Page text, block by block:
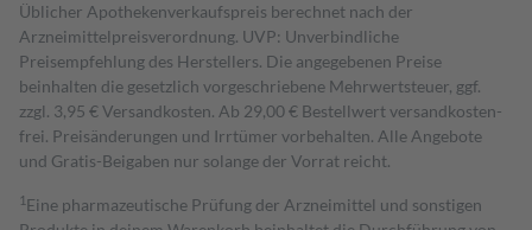
Üblicher Apothekenverkaufspreis berechnet nach der
Arzneimittelpreisverordnung. UVP: Unverbindliche
Preisempfehlung des Herstellers. Die angegebenen Preise
beinhalten die gesetzlich vorgeschriebene Mehrwertsteuer, ggf.
zzgl. 3,95 € Versandkosten. Ab 29,00 € Bestell­wert versand­kosten­
frei. Preisänderungen und Irrtümer vorbehalten. Alle Angebote
und Gratis-Beigaben nur solange der Vorrat reicht.
1 Eine pharmazeutische Prüfung der Arzneimittel und sonstigen